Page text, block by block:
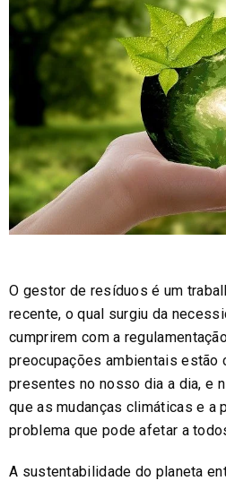
O gestor de resíduos é um
recente, o qual surgiu da
cumprirem com a
preocupações ambientais estão
presentes no nosso dia a dia, e
que as mudanças climáticas e a
problema que pode afetar a
A sustentabilidade do planeta